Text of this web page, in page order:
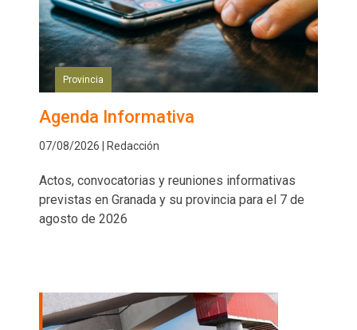
Provincia
Agenda Informativa
07/08/2026 | Redacción
Actos, convocatorias y reuniones informativas
previstas en Granada y su provincia para el 7 de
agosto de 2026